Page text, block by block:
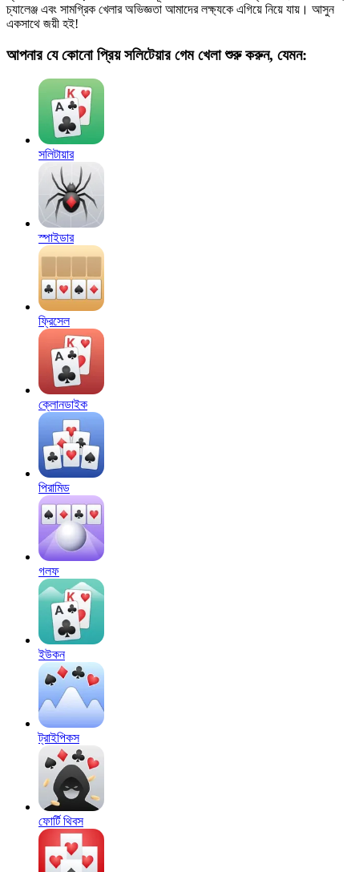
চ্যালেঞ্জ এবং সামগ্রিক খেলার অভিজ্ঞতা আমাদের লক্ষ্যকে এগিয়ে নিয়ে যায়। আসুন
একসাথে জয়ী হই!
আপনার যে কোনো প্রিয় সলিটেয়ার গেম খেলা শুরু করুন, যেমন:
সলিটায়ার
স্পাইডার
ফ্রিসেল
ক্লোনডাইক
পিরামিড
গলফ
ইউকন
ট্রাইপিকস
ফোর্টি থিবস